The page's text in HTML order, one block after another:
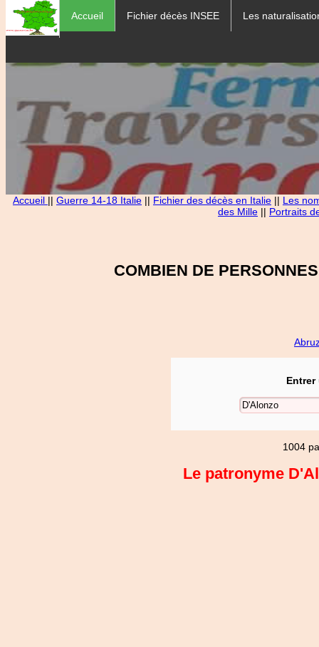
Accueil Fichier décès INSEE Les
Accueil || Guerre 14-18 Italie || Fichier des décès en Italie || Les
des Mille || Portraits
COMBIEN DE
Entrer
1004
Le patronyme